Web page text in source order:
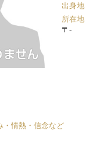
出身地
所在地
〒-
・情熱・信念など